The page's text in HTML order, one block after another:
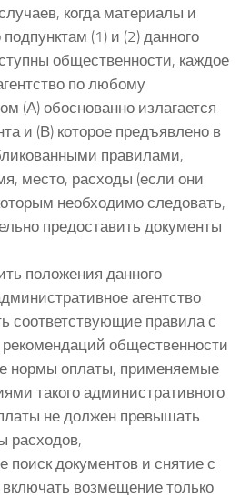
когда материалы и
(1) и (2) данного
общественности, каждое
по любому
(А) обоснованно излагается
и (В) которое предъявлено в
правилами,
место, расходы (если они
необходимо следовать,
предоставить документы
положения данного
агентство
соответствующие правила с
общественности
нормы оплаты, применяемые
такого административного
не должен превышать
расходов,
документов и снятие с
возмещение только